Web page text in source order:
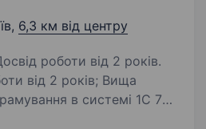
6,3 км від центру
роботи від 2 років.